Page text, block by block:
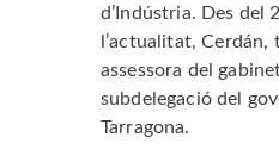
d’Indústria. Des del
l’actualitat, Cerdán,
assessora del
subdelegació del
Tarragona.